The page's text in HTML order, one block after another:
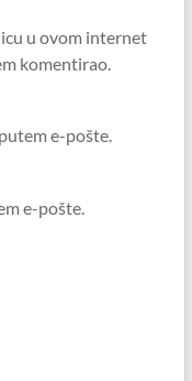
u ovom internet
komentirao.
e-pošte.
e-pošte.